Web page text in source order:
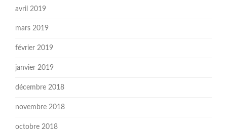
avril 2019
mars 2019
février 2019
janvier 2019
décembre 2018
novembre 2018
octobre 2018